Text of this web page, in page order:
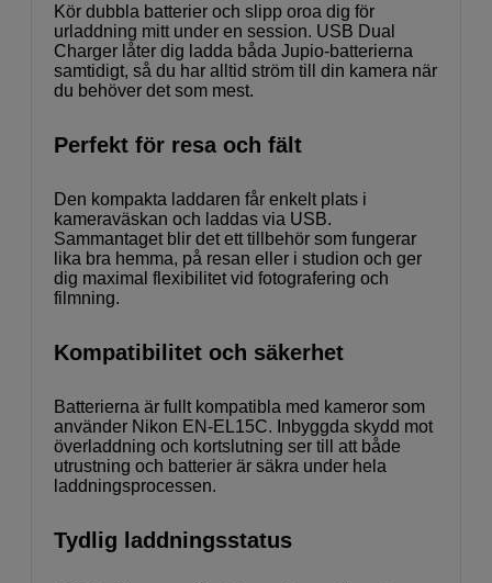
Kör dubbla batterier och slipp oroa dig för
urladdning mitt under en session. USB Dual
Charger låter dig ladda båda Jupio-batterierna
samtidigt, så du har alltid ström till din kamera när
du behöver det som mest.
Perfekt för resa och fält
Den kompakta laddaren får enkelt plats i
kameraväskan och laddas via USB.
Sammantaget blir det ett tillbehör som fungerar
lika bra hemma, på resan eller i studion och ger
dig maximal flexibilitet vid fotografering och
filmning.
Kompatibilitet och säkerhet
Batterierna är fullt kompatibla med kameror som
använder Nikon EN-EL15C. Inbyggda skydd mot
överladdning och kortslutning ser till att både
utrustning och batterier är säkra under hela
laddningsprocessen.
Tydlig laddningsstatus